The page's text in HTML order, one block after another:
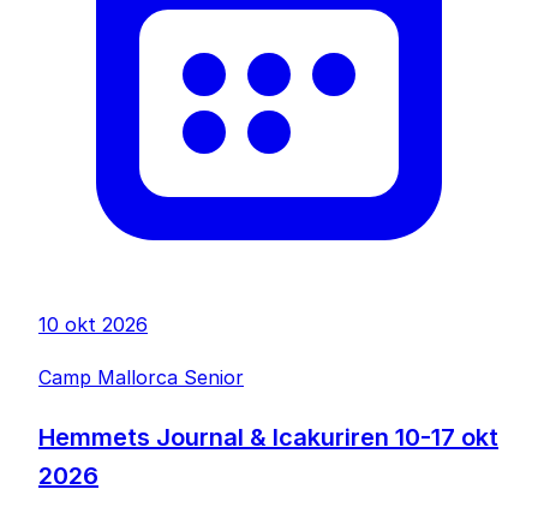
10 okt 2026
Camp Mallorca Senior
Hemmets Journal & Icakuriren 10-17 okt
2026